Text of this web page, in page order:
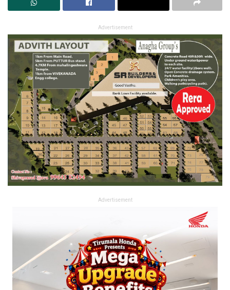
Advertisement
Advertisement